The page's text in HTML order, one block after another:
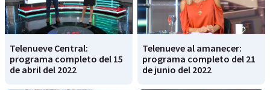
Telenueve Central:
programa completo del 15
de abril del 2022
Telenueve al amanecer:
programa completo del 21
de junio del 2022